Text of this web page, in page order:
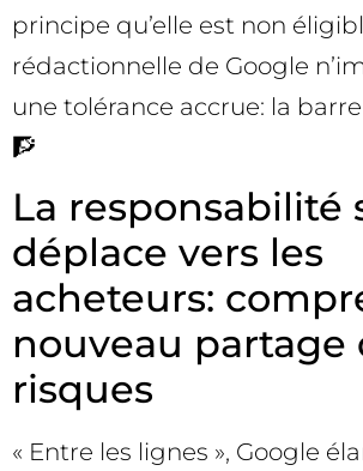
principe qu’elle est non
rédactionnelle de Google
une tolérance accrue: la
🧗
La responsabilité
déplace vers les
acheteurs:
nouveau partage
risques
« Entre les lignes », Google